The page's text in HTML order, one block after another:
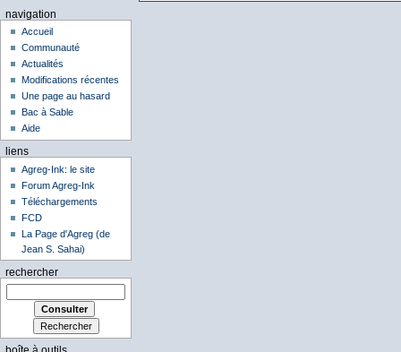
navigation
Accueil
Communauté
Actualités
Modifications récentes
Une page au hasard
Bac à Sable
Aide
liens
Agreg-Ink: le site
Forum Agreg-Ink
Téléchargements
FCD
La Page d'Agreg (de
Jean S. Sahai)
rechercher